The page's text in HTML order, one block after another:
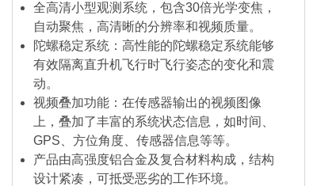
全高清小型观测系统，包含30倍光学变焦，
自动聚焦，高清晰的分辨率和视频质量。
陀螺稳定系统：高性能的陀螺稳定系统能够
有效隔离直升机飞行时飞行姿态的变化和震
动。
视频叠加功能：在传感器输出的视频图像
上，叠加了丰富的系统状态信息，如时间、
GPS、方位角度、传感器信息等等。
产品由高强度铝合金及复合材料构成，结构
设计紧凑，可抵受恶劣的工作环境。